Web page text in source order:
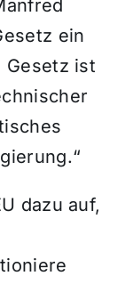
ein
Gesetz ist
dazu auf,